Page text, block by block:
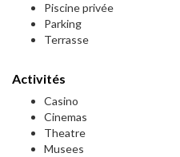
Piscine privée
Parking
Terrasse
Activités
Casino
Cinemas
Theatre
Musees